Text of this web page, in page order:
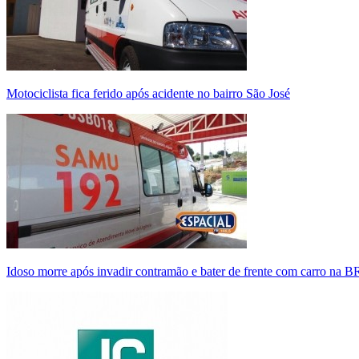
Motociclista fica ferido após acidente no bairro São José
Idoso morre após invadir contramão e bater de frente com carro na